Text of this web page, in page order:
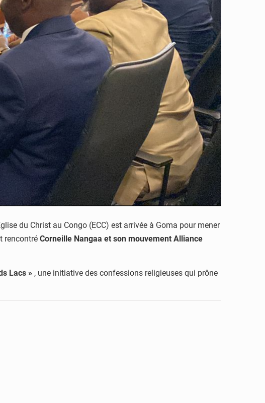
du Christ au Congo (ECC) est arrivée à Goma pour mener
rencontré Corneille Nangaa et son mouvement Alliance
Lacs » , une initiative des confessions religieuses qui prône